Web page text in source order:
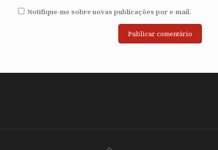
Notifique-me sobre novas publicações por e-mail.